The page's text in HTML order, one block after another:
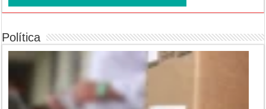
Política